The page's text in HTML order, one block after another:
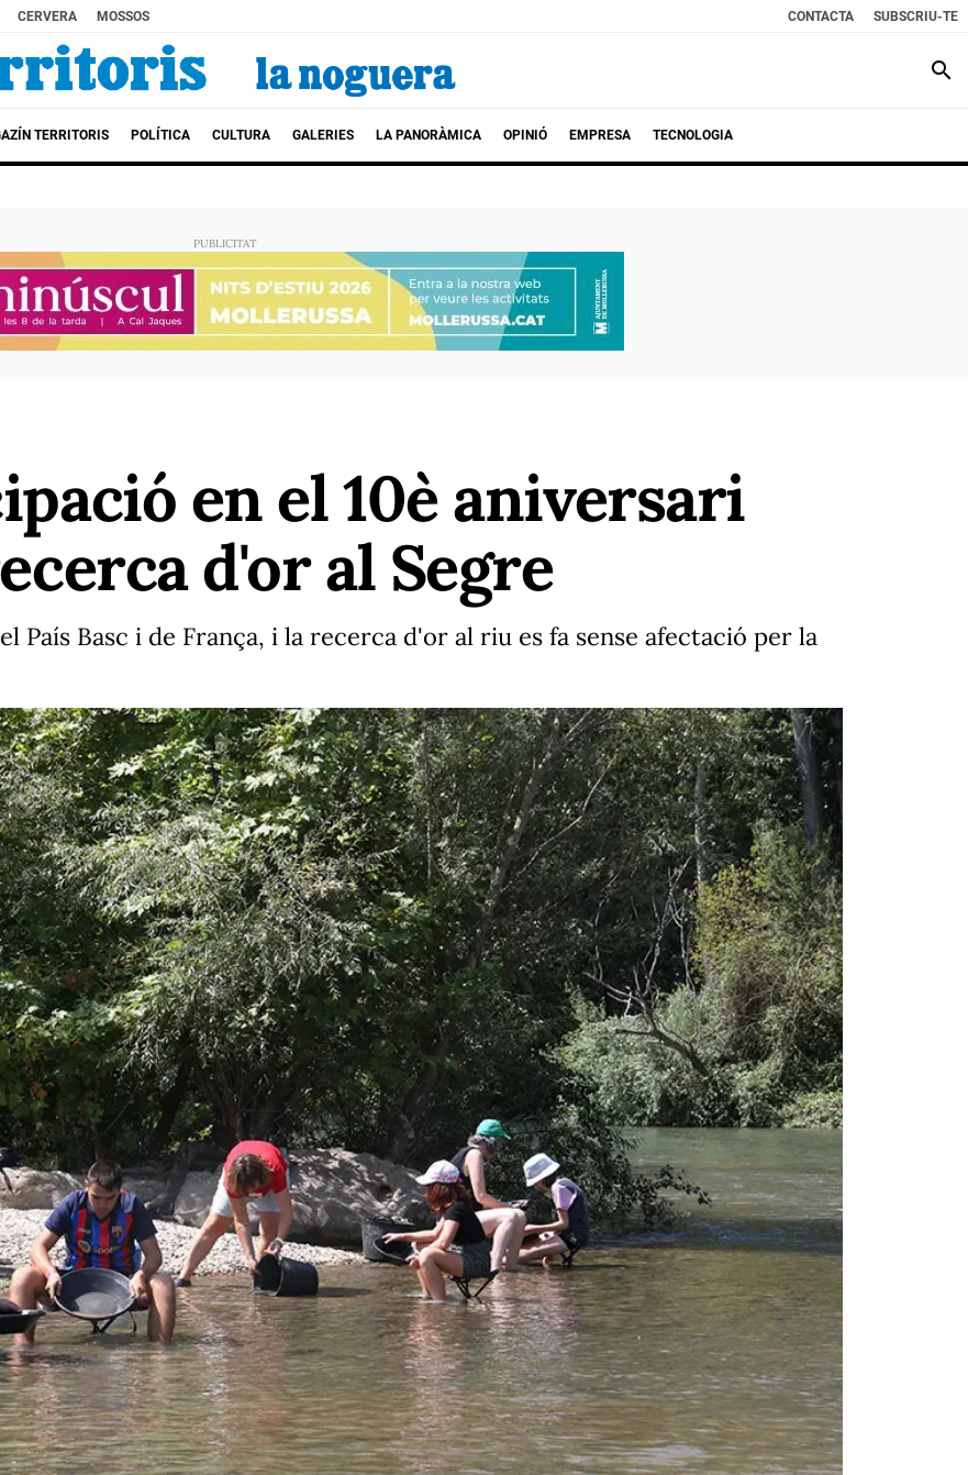
CERVERA MOSSOS CONTACTA SUBSCRIU-TE
search
TERRITORIS POLÍTICA CULTURA GALERIES LA PANORÀMICA OPINIÓ EMPRESA TECNOLOGIA
en el 10è aniversari
d'or al Segre
País Basc i de França, i la recerca d'or al riu es fa sense afectació per la